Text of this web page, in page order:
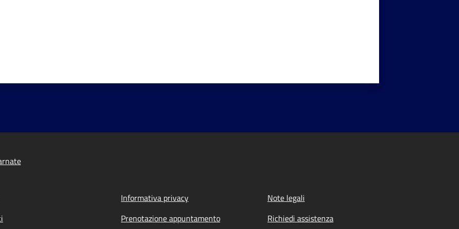
Informativa privacy
Note legali
Prenotazione appuntamento Richiedi assistenza